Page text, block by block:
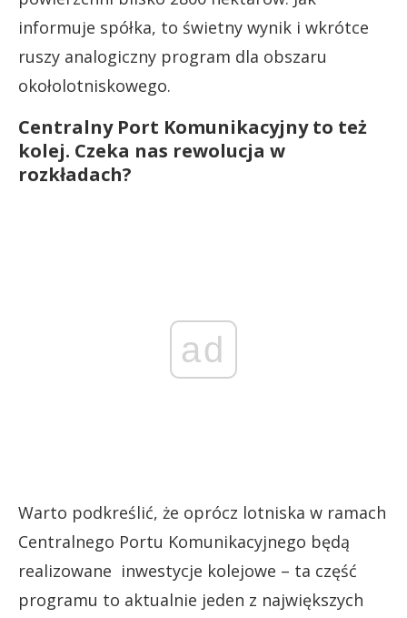
informuje spółka, to świetny wynik i wkrótce
ruszy analogiczny program dla obszaru
okołolotniskowego.
Centralny Port Komunikacyjny to też
kolej. Czeka nas rewolucja w
rozkładach?
ad
Warto podkreślić, że oprócz lotniska w ramach
Centralnego Portu Komunikacyjnego będą
realizowane inwestycje kolejowe – ta część
programu to aktualnie jeden z największych